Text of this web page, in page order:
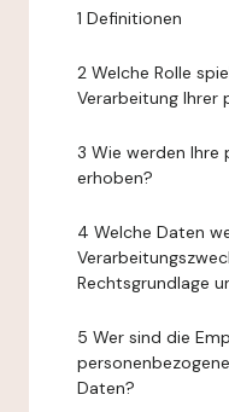
1 Definitionen
2 Welche Rolle
Verarbeitung Ihrer
3 Wie werden Ihre
erhoben?
4 Welche Daten
Rechtsgrundlage
5 Wer sind die
Daten?